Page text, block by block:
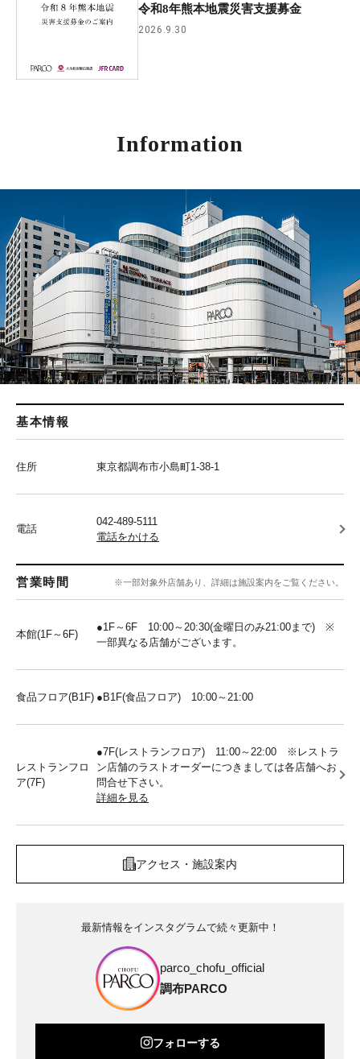
令和8年熊本地震災害支援募金
2026.9.30
Information
基本情報
住所 東京都調布市小島町1-38-1
電話
042-489-5111
電話をかける
営業時間 ※一部対象外店舗あり、詳細は施設案内をご覧ください。
本館(1F～6F)
●1F～6F 10:00～20:30(金曜日のみ21:00まで) ※
一部異なる店舗がございます。
食品フロア(B1F) ●B1F(食品フロア) 10:00～21:00
レストランフロ
ア(7F)
●7F(レストランフロア) 11:00～22:00 ※レストラ
ン店舗のラストオーダーにつきましては各店舗へお
問合せ下さい。
詳細を見る
アクセス・施設案内
最新情報をインスタグラムで続々更新中！
parco_chofu_official
調布PARCO
フォローする